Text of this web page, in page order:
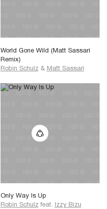
World Gone Wild (Matt Sassari
Remix)
Robin Schulz & Matt Sassari
Only Way Is Up
Robin Schulz feat. Izzy Bizu